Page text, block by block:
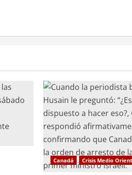
Canadá Crisis Medio